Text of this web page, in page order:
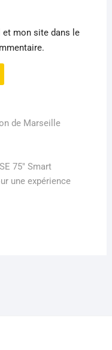
et mon site dans le
de Marseille
75″ Smart
une expérience